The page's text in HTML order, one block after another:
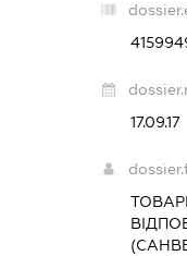
17.09.17